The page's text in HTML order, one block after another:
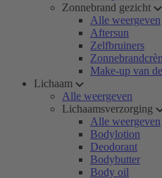
Zonnebrand gezicht
Alle weergeven
Aftersun
Zelfbruiners
Make-up van
Lichaam
Alle weergeven
Lichaamsverzorging
Alle weergeven
Bodylotion
Deodorant
Bodybutter
Body oil